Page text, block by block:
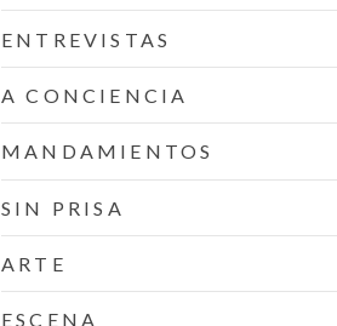
ENTREVISTAS
A CONCIENCIA
MANDAMIENTOS
SIN PRISA
ARTE
ESCENA